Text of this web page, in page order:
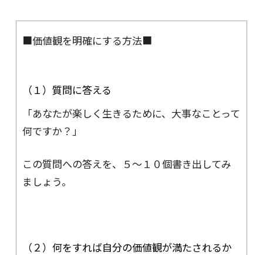
■価値観を明確にする方法■
（１）質問に答える
「あなたが楽しく生きるために、大事なことって
何ですか？」
この質問への答えを、５〜１０個書き出してみ
ましょう。
（２）何をすれば自分の価値観が満たされるか